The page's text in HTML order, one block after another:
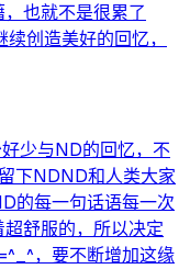
也就不是很累了
创造美好的回忆，
少与ND的回忆，不
下NDND和人类大家
舒服的，所以决定
，要不断增加这缘